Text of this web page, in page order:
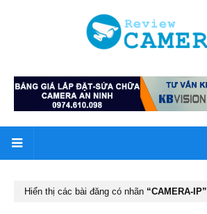
Hiển thị các bài đăng có nhãn CAMERA-IP